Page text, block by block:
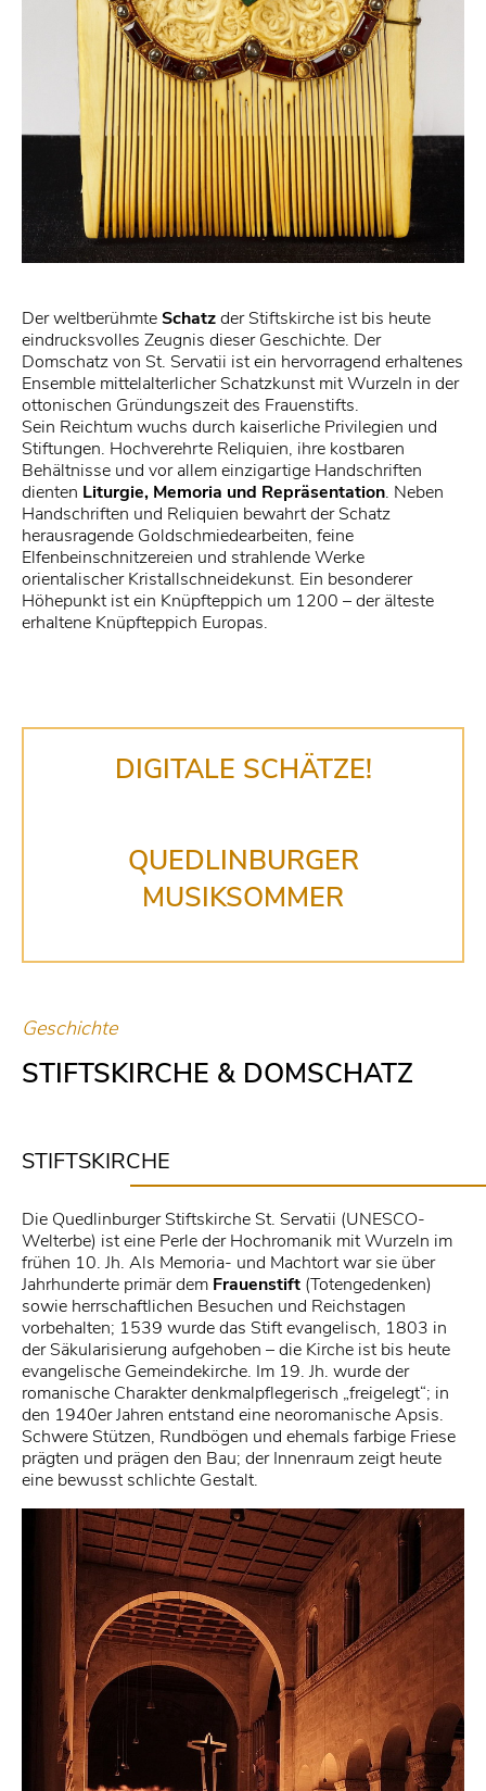
Der weltberühmteSchatzder Stiftskirche ist bis heute
eindrucksvolles Zeugnis dieser Geschichte. Der
Domschatz von St. Servatii ist ein hervorragend erhaltenes
Ensemble mittelalterlicher Schatzkunst mit Wurzeln in der
ottonischen Gründungszeit des Frauenstifts.
Sein Reichtum wuchs durch kaiserliche Privilegien und
Stiftungen. Hochverehrte Reliquien, ihre kostbaren
Behältnisse und vor allem einzigartige Handschriften
dienten Liturgie, Memoria und Repräsentation. Neben
Handschriften und Reliquien bewahrt der Schatz
herausragende Goldschmiedearbeiten, feine
Elfenbeinschnitzereien und strahlende Werke
orientalischer Kristallschneidekunst. Ein besonderer
Höhepunkt ist ein Knüpfteppich um 1200 – der älteste
erhaltene Knüpfteppich Europas.
DIGITALE SCHÄTZE!
QUEDLINBURGER
MUSIKSOMMER
Geschichte
STIFTSKIRCHE & DOMSCHATZ
STIFTSKIRCHE
Die Quedlinburger Stiftskirche St. Servatii (UNESCO-
Welterbe) ist eine Perle der Hochromanik mit Wurzeln im
frühen 10. Jh. Als Memoria- und Machtort war sie über
Jahrhunderte primär dem Frauenstift (Totengedenken)
sowie herrschaftlichen Besuchen und Reichstagen
vorbehalten; 1539 wurde das Stift evangelisch, 1803 in
der Säkularisierung aufgehoben – die Kirche ist bis heute
evangelische Gemeindekirche. Im 19. Jh. wurde der
romanische Charakter denkmalpflegerisch „freigelegt“; in
den 1940er Jahren entstand eine neoromanische Apsis.
Schwere Stützen, Rundbögen und ehemals farbige Friese
prägten und prägen den Bau; der Innenraum zeigt heute
eine bewusst schlichte Gestalt.